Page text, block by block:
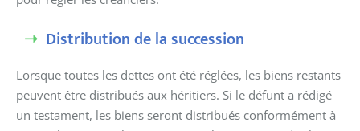
Distribution de la succession
Lorsque toutes les dettes ont été réglées, les biens restants
peuvent être distribués aux héritiers. Si le défunt a rédigé
un testament, les biens seront distribués conformément à